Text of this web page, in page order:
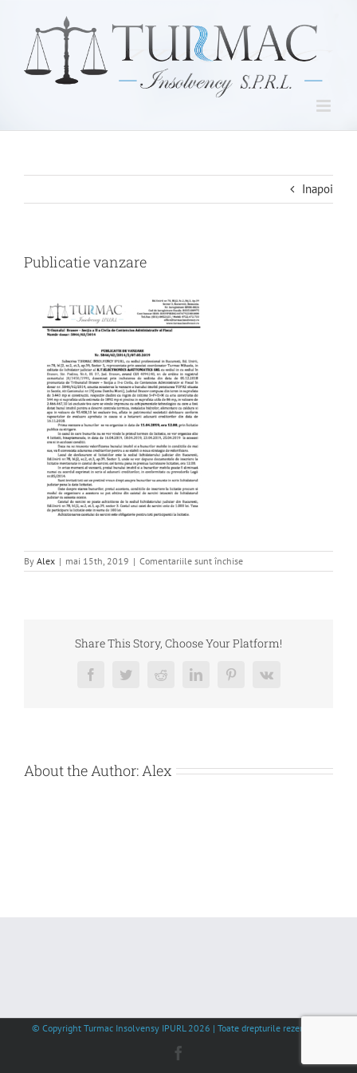
content
Inapoi
Publicatie vanzare
By Alex | mai 15th, 2019 | Comentariile sunt închisepentru
Publicatie
Share This Story, Choose Your Platform!
FacebookTwitterRedditLinkedInPinterest
Vk
About the Author: Alex
© Copyright Turmac Insolvensy IPURL 2026 | Toate drepturile rezervate |